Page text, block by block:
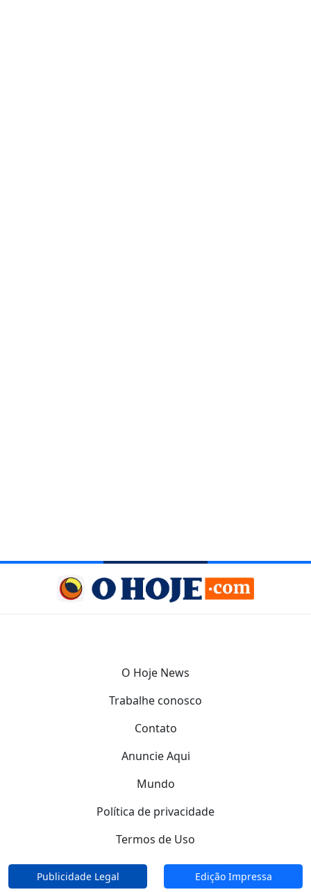
O Hoje News
Trabalhe conosco
Contato
Anuncie Aqui
Mundo
Política de privacidade
Termos de Uso
Publicidade Legal Edição Impressa